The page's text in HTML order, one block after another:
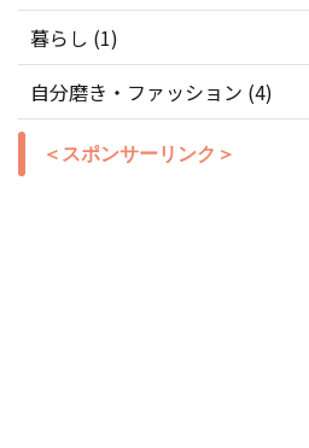
暮らし (1)
自分磨き・ファッション (4)
＜スポンサーリンク＞